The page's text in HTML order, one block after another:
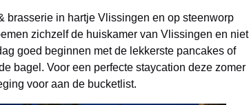
brasserie in hartje Vlissingen en op steenworp
zichzelf de huiskamer van Vlissingen en niet
goed beginnen met de lekkerste pancakes of
bagel. Voor een perfecte staycation deze zomer
voor aan de bucketlist.